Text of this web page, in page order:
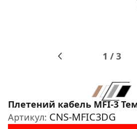
1 /3
Плетений кабель MFI-3
Артикул: CNS-MFIC3DG